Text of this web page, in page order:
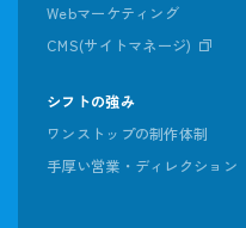
Webマーケティング
CMS(サイトマネージ)
シフトの強み
ワンストップの制作体制
手厚い営業・ディレクション